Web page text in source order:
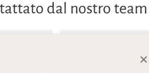
dal nostro team